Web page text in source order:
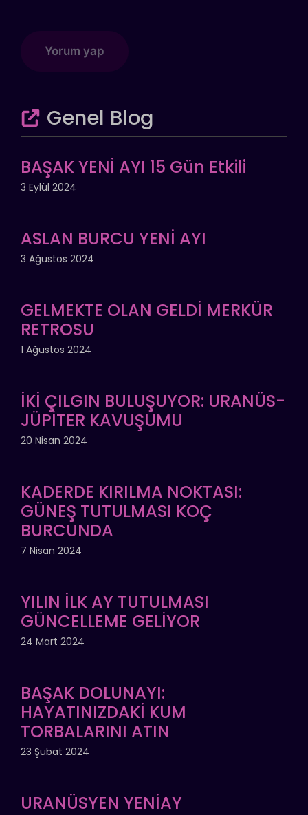
Genel Blog
BAŞAK YENİ AYI 15 Gün Etkili
3 Eylül 2024
ASLAN BURCU YENİ AYI
3 Ağustos 2024
GELMEKTE OLAN GELDİ MERKÜR
RETROSU
1 Ağustos 2024
İKİ ÇILGIN BULUŞUYOR: URANÜS-
JÜPİTER KAVUŞUMU
20 Nisan 2024
KADERDE KIRILMA NOKTASI:
GÜNEŞ TUTULMASI KOÇ
BURCUNDA
7 Nisan 2024
YILIN İLK AY TUTULMASI
GÜNCELLEME GELİYOR
24 Mart 2024
BAŞAK DOLUNAYI:
HAYATINIZDAKİ KUM
TORBALARINI ATIN
23 Şubat 2024
URANÜSYEN YENİAY